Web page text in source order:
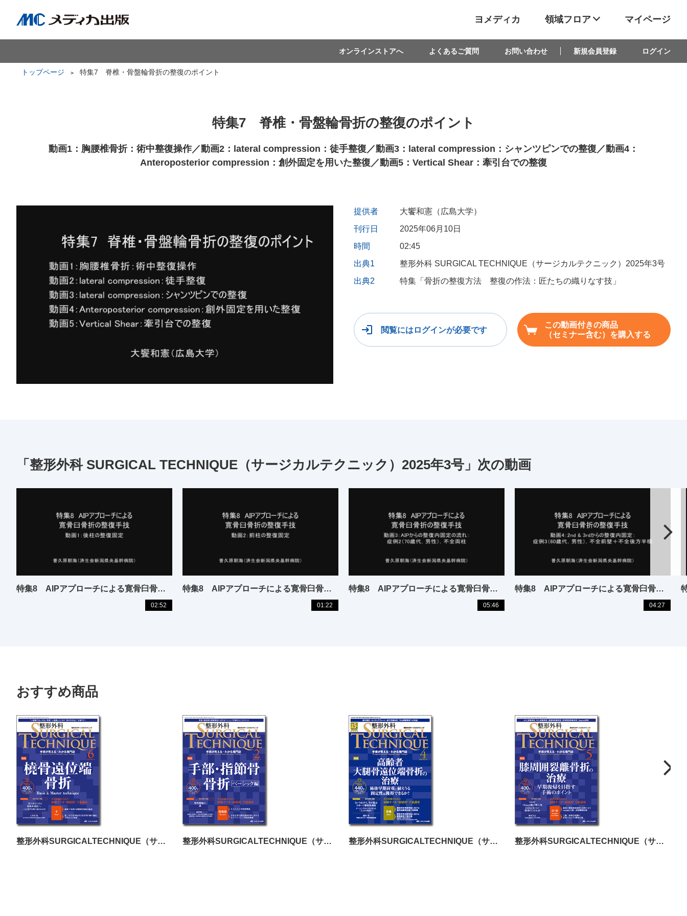
ヨメディカ 領域フロア マイページ
オンラインストアへ よくあるご質問 お問い合わせ 新規会員登録 ログイン
トップページ 特集7 脊椎・骨盤輪骨折の整復のポイント
特集7 脊椎・骨盤輪骨折の整復のポイント
動画1：胸腰椎骨折：術中整復操作／動画2：lateral compression：徒手整復／動画3：lateral compression：シャンツピンでの整復／動画4：
Anteroposterior compression：創外固定を用いた整復／動画5：Vertical Shear：牽引台での整復
提供者
大饗和憲（広島大学）
刊行日
2025年06月10日
時間
02:45
出典1
整形外科 SURGICAL TECHNIQUE（サージカルテクニック）2025年3号
出典2
特集「骨折の整復方法 整復の作法：匠たちの織りなす技」
閲覧にはログインが必要です
この動画付きの商品
（セミナー含む）を購入する
「整形外科 SURGICAL TECHNIQUE（サージカルテクニック）2025年3号」次の動画
特集8 AIPアプローチによる寛骨臼骨折の整復手技
02:52
特集8 AIPアプローチによる寛骨臼骨折の整復手技
01:22
特集8 AIPアプローチによる寛骨臼骨折の整復手技
05:46
特集8 AIPアプローチによる寛骨臼骨折の整復手技
04:27
おすすめ商品
整形外科SURGICALTECHNIQUE（サージカルテクニック）2024年6号 整形外科SURGICALTECHNIQUE（サージカルテクニック）2024年2号 整形外科SURGICALTECHNIQUE（サージカルテクニック）2025年4号
整形外科SURGICALTECHNIQUE（サージカルテクニック）2024年5号